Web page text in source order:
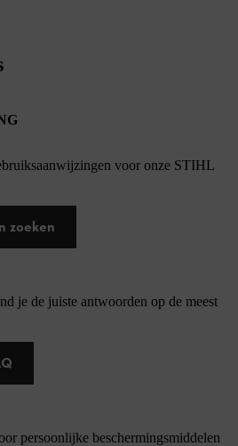
voor onze STIHL
zoeken
je de juiste antwoorden op de meest
persoonlijke beschermingsmiddelen